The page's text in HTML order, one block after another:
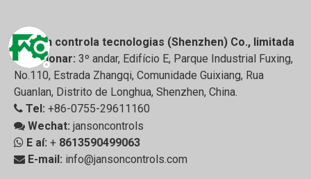
Janson controla tecnologias (Shenzhen) Co., limitada
 Adicionar: 3º andar, Edifício E, Parque Industrial Fuxing,
No.110, Estrada Zhangqi, Comunidade Guixiang, Rua
Guanlan, Distrito de Longhua, Shenzhen, China.
 Tel: +86-0755-29611160
 Wechat: jansoncontrols
 E aí: + 8613590499063
 E-mail: info@jansoncontrols.com